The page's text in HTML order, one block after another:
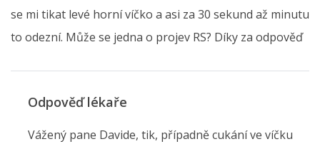
se mi tikat levé horní víčko a asi za 30 sekund až minutu
to odezní. Může se jedna o projev RS? Díky za odpověď
Odpověď lékaře
Vážený pane Davide, tik, případně cukání ve víčku